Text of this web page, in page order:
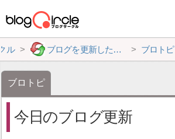
ル ブログを更新したらここで報告 ブロトピ
ブロトピ
今日のブログ更新